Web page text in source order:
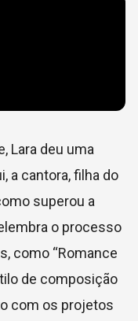
Lara deu uma
a cantora, filha do
superou a
o processo
como “Romance
de composição
com os projetos